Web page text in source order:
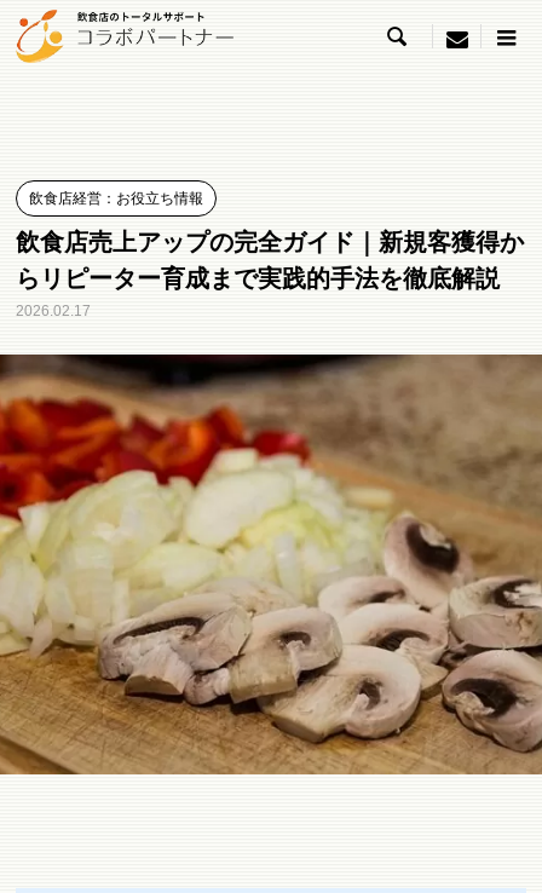
 menu
飲食店経営：お役立ち情報
飲食店売上アップの完全ガイド｜新規客獲得か
らリピーター育成まで実践的手法を徹底解説
2026.02.17